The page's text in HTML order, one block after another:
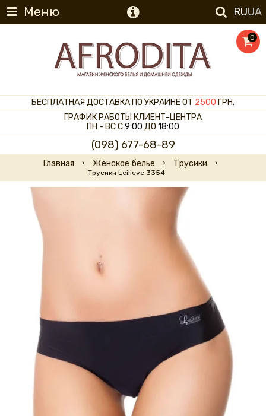
Меню RUUA
0
БЕСПЛАТНАЯ ДОСТАВКА ПО УКРАИНЕ ОТ 2500 ГРН.
ГРАФИК РАБОТЫ КЛИЕНТ-ЦЕНТРА
ПН - ВС С9:00 ДО 18:00
(098) 677-68-89
Главная Женское белье Трусики
Трусики Leilieve 3354